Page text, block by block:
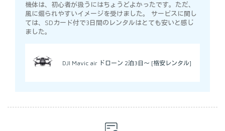
機体は、初心者が扱うにはちょうどよかったです。ただ、
風に煽られやすいイメージを受けました。 サービスに関し
ては、SDカード付で3日間のレンタルはとても安いと感じ
ました。
DJI Mavic air ドローン 2泊3日～ [格安レンタル]